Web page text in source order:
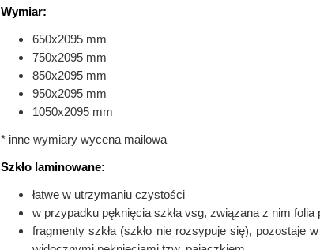
Wymiar:
650x2095 mm
750x2095 mm
850x2095 mm
950x2095 mm
1050x2095 mm
* inne wymiary wycena mailowa
Szkło laminowane:
łatwe w utrzymaniu czystości
w przypadku pęknięcia szkła vsg, związana z nim folia
fragmenty szkła (szkło nie rozsypuje się), pozostaje